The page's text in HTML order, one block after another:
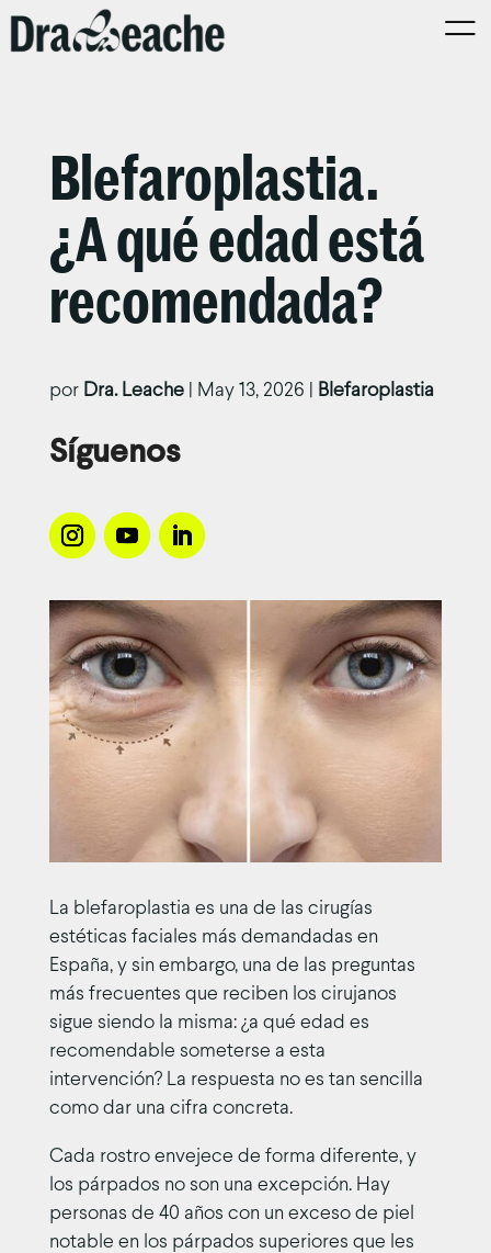
Blefaroplastia.
¿A qué edad está
recomendada?
por Dra. Leache| May 13, 2026 Blefaroplastia
Síguenos
La blefaroplastia es una de las cirugías
estéticas faciales más demandadas en
España, y sin embargo, una de las preguntas
más frecuentes que reciben los cirujanos
sigue siendo la misma: ¿a qué edad es
recomendable someterse a esta
intervención? La respuesta no es tan sencilla
como dar una cifra concreta.
Cada rostro envejece de forma diferente, y
los párpados no son una excepción. Hay
personas de 40 años con un exceso de piel
notable en los párpados superiores que les